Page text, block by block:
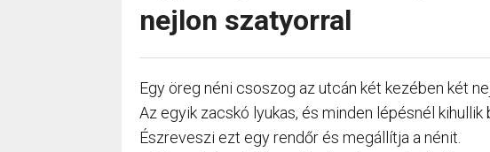
nejlon szatyorral
Egy öreg néni csoszog az utcán két kezében két
Az egyik zacskó lyukas, és minden lépésnél
Észreveszi ezt egy rendőr és megállítja a nénit.